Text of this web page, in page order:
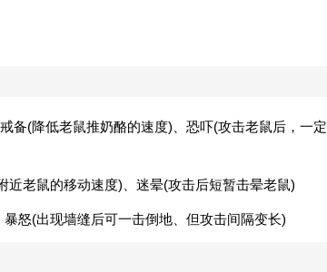
备(降低老鼠推奶酪的速度)、恐吓(攻击老鼠后，一定
老鼠的移动速度)、迷晕(攻击后短暂击晕老鼠)
怒(出现墙缝后可一击倒地、但攻击间隔变长)